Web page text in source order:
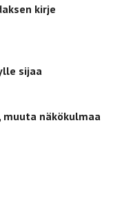
kirje
sijaa
näkökulmaa